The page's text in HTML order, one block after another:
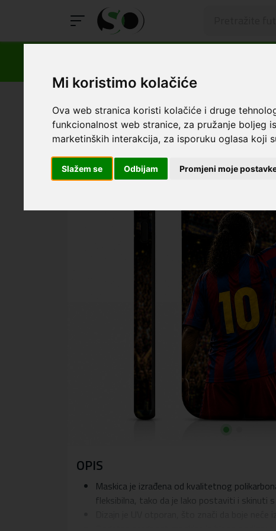
Mi koristimo kolačiće
Ova web stranica koristi kolačiće i druge
funkcionalnost web stranice, za pružanje boljeg
marketinških interakcija, za isporuku oglasa koji
Slažem se Odbijam Promjeni moje
OPIS
Maskica je izrađena od kvalitetnog
fleksibilna, tako da je lako postaviti i skinuti